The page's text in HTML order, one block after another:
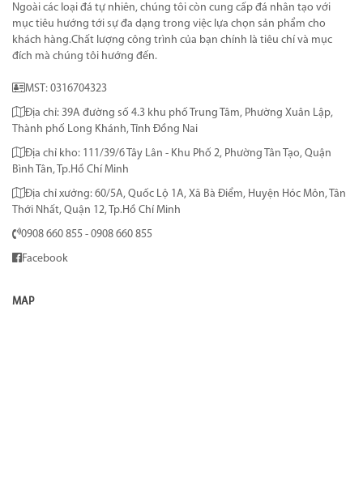
Ngoài các loại đá tự nhiên, chúng tôi còn cung cấp đá nhân tạo với
mục tiêu hướng tới sự đa dạng trong việc lựa chọn sản phẩm cho
khách hàng.Chất lượng công trình của bạn chính là tiêu chí và mục
đích mà chúng tôi hướng đến.
MST: 0316704323
Địa chỉ: 39A đường số 4.3 khu phố Trung Tâm, Phường Xuân Lập,
Thành phố Long Khánh, Tỉnh Đồng Nai
Địa chỉ kho: 111/39/6 Tây Lân - Khu Phố 2, Phường Tân Tạo, Quận
Bình Tân, Tp.Hồ Chí Minh
Địa chỉ xưởng: 60/5A, Quốc Lộ 1A, Xã Bà Điểm, Huyện Hóc Môn, Tân
Thới Nhất, Quận 12, Tp.Hồ Chí Minh
0908 660 855 - 0908 660 855
Facebook
MAP